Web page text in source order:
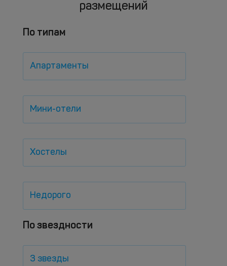
размещений
По типам
Апартаменты
Мини-отели
Хостелы
Недорого
По звездности
3 звезды